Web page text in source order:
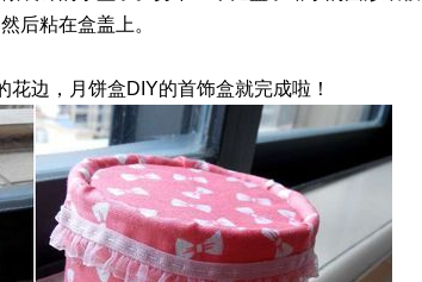
后粘在盒盖上。
边，月饼盒DIY的首饰盒就完成啦！